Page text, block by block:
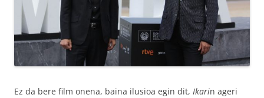
Ez da bere film onena, baina ilusioa egin dit, Ikarin ageri